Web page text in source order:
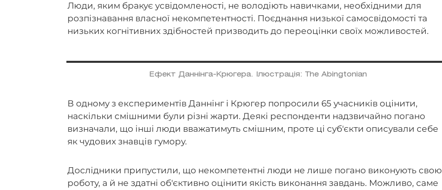
Люди, яким бракує усвідомленості, не володіють навичками, необхідними для
розпізнавання власної некомпетентності. Поєднання низької самосвідомості та
низьких когнітивних здібностей призводить до переоцінки своїх можливостей.
Ефект Даннінга-Крюгера. Ілюстрація: The Abingtonian
В одному з експериментів Даннінг і Крюгер попросили 65 учасників оцінити,
наскільки смішними були різні жарти. Деякі респонденти надзвичайно погано
визначали, що інші люди вважатимуть смішним, проте ці суб'єкти описували себе
як чудових знавців гумору.
Дослідники припустили, що некомпетентні люди не лише погано виконують свою
роботу, а й не здатні об'єктивно оцінити якість виконання завдань. Можливо, саме